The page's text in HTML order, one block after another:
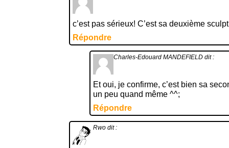
c’est pas sérieux! C’est sa deuxième
Répondre
Charles-Edouard MANDEFIELD dit :
Et oui, je confirme, c’est bien sa
un peu quand même ^^;
Répondre
Rwo dit :